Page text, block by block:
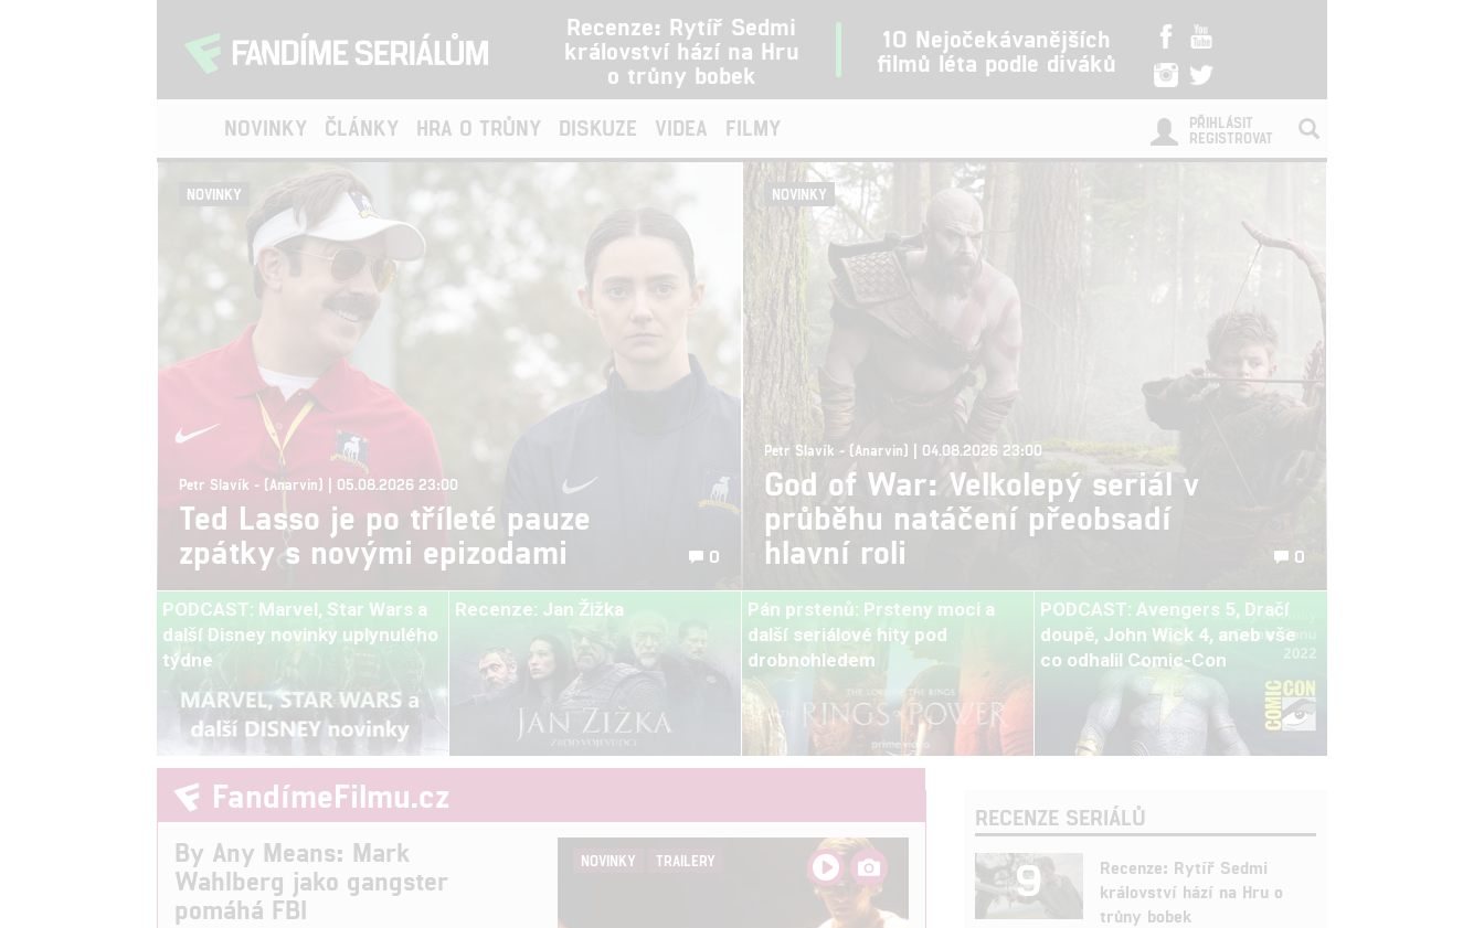
Recenze: Rytíř Sedmi
království hází na Hru
o trůny bobek
10 Nejočekávanějších
filmů léta podle diváků
NOVINKY ČLÁNKY HRA O TRŮNY DISKUZE VIDEA FILMY
PŘIHLÁSIT
REGISTROVAT
NOVINKY
Petr Slavík - (Anarvin) | 05.08.2026 23:00
0
Ted Lasso je po tříleté pauze
zpátky s novými epizodami
NOVINKY
Petr Slavík - (Anarvin) | 04.08.2026 23:00
0
God of War: Velkolepý seriál v
průběhu natáčení přeobsadí
hlavní roli
PODCAST: Marvel, Star Wars a
další Disney novinky uplynulého
týdne
Recenze: Jan Žižka
Pán prstenů: Prsteny moci a
další seriálové hity pod
drobnohledem
PODCAST: Avengers 5, Dračí
doupě, John Wick 4, aneb vše
co odhalil Comic-Con
By Any Means: Mark
Wahlberg jako gangster
pomáhá FBI
NOVINKY TRAILERY
RECENZE SERIÁLŮ
9
Recenze: Rytíř Sedmi
království hází na Hru o
trůny bobek